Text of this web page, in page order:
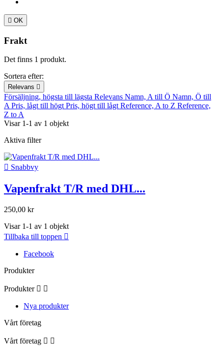
 OK
Frakt
Det finns 1 produkt.
Sortera efter:
Relevans 
Försäljning, högsta till lägsta Relevans Namn, A till Ö Namn, Ö till
APris, lågt till högtPris, högt till lågtReference, A to Z Reference,
Z to A
Visar 1-1 av 1 objekt
Aktiva filter
 Snabbvy
Vapenfrakt T/R med DHL...
250,00 kr
Visar 1-1 av 1 objekt
Tillbaka till toppen 
Facebook
Produkter
Produkter  
Nya produkter
Vårt företag
Vårt företag  